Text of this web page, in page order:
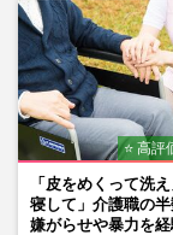
⭐ 高評
「皮をめくって洗
寝して」介護職の
嫌がらせや暴力を